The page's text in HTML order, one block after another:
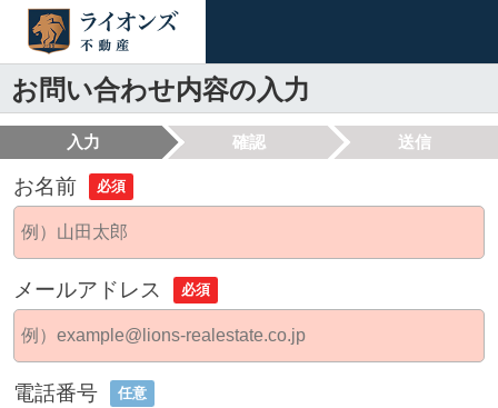
お問い合わせ内容の入力
入力 確認 送信
お名前 必須
メールアドレス 必須
電話番号 任意